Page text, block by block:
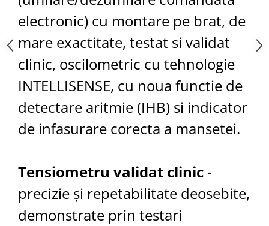
electronic) cu montare pe brat, de
mare exactitate, testat si validat
clinic, oscilometric cu tehnologie
INTELLISENSE, cu noua functie de
detectare aritmie (IHB) si indicator
de infasurare corecta a mansetei.
Tensiometru validat clinic -
precizie şi repetabilitate deosebite,
demonstrate prin testari